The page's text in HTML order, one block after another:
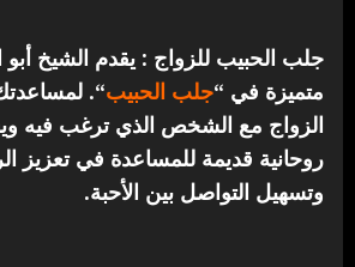
جلب الحبيب للزواج : يقدم الشيخ أبو
متميزة في “جلب الحبيب“.
الزواج مع الشخص الذي ترغب فيه
روحانية قديمة للمساعدة في تعزيز
وتسهيل التواصل بين الأحبة.